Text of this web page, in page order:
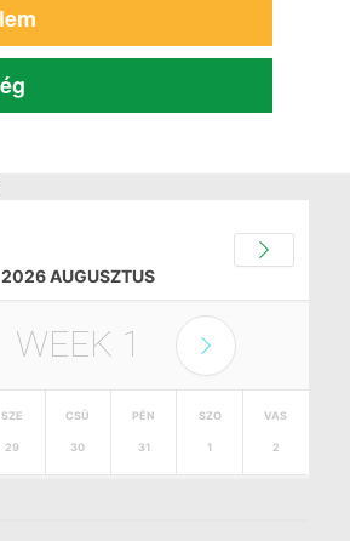
2026 AUGUSZTUS
WEEK 1
SZE
29
CSÜ
30
PÉN
31
SZO
1
VAS
2